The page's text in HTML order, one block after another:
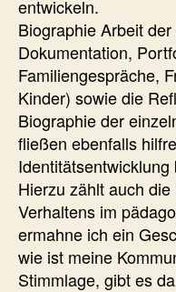
entwickeln.
Biographie Arbeit
Dokumentation,
Familiengespräche,
Kinder) sowie die
Biographie der
fließen ebenfalls
Identitätsentwicklung
Hierzu zählt auch
Verhaltens im
ermahne ich ein
wie ist meine
Stimmlage, gibt es